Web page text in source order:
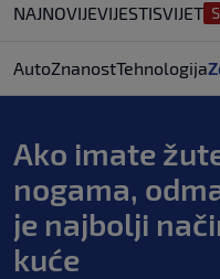
NAJNOVIJEVIJESTISVIJET
AutoZnanostTehnologija
Ako imate
nogama,
je najbolji
kuće